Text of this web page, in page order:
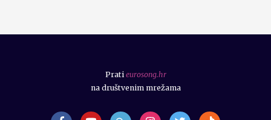
Prati eurosong.hr
na društvenim mrežama